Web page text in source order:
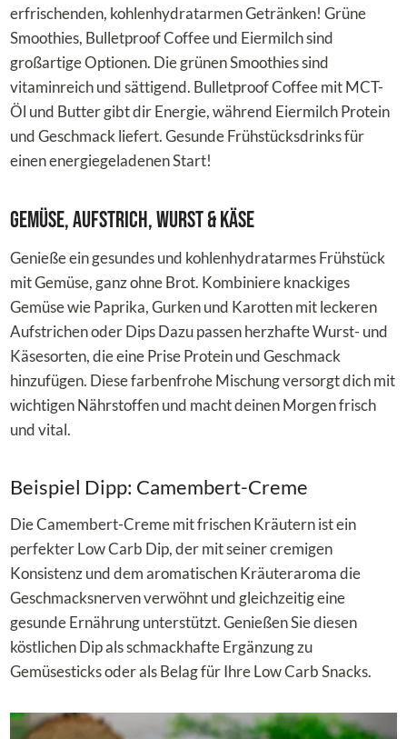
erfrischenden, kohlenhydratarmen Getränken! Grüne
Smoothies, Bulletproof Coffee und Eiermilch sind
großartige Optionen. Die grünen Smoothies sind
vitaminreich und sättigend. Bulletproof Coffee mit MCT-
Öl und Butter gibt dir Energie, während Eiermilch Protein
und Geschmack liefert. Gesunde Frühstücksdrinks für
einen energiegeladenen Start!
Gemüse, Aufstrich, Wurst & Käse
Genieße ein gesundes und kohlenhydratarmes Frühstück
mit Gemüse, ganz ohne Brot. Kombiniere knackiges
Gemüse wie Paprika, Gurken und Karotten mit leckeren
Aufstrichen oder Dips Dazu passen herzhafte Wurst- und
Käsesorten, die eine Prise Protein und Geschmack
hinzufügen. Diese farbenfrohe Mischung versorgt dich mit
wichtigen Nährstoffen und macht deinen Morgen frisch
und vital.
Beispiel Dipp: Camembert-Creme
Die Camembert-Creme mit frischen Kräutern ist ein
perfekter Low Carb Dip, der mit seiner cremigen
Konsistenz und dem aromatischen Kräuteraroma die
Geschmacksnerven verwöhnt und gleichzeitig eine
gesunde Ernährung unterstützt. Genießen Sie diesen
köstlichen Dip als schmackhafte Ergänzung zu
Gemüsesticks oder als Belag für Ihre Low Carb Snacks.